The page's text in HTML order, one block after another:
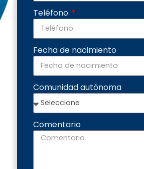
Teléfono
Fecha de nacimiento
Comunidad autónoma
Comentario